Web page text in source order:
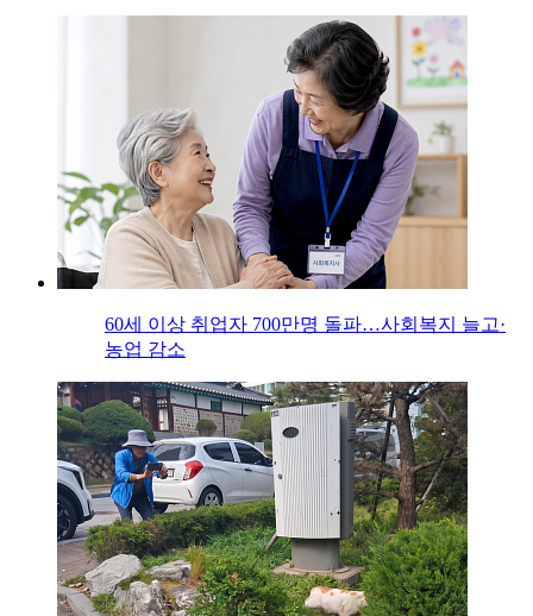
60세 이상 취업자 700만명 돌파…사회복지 늘고·
농업 감소